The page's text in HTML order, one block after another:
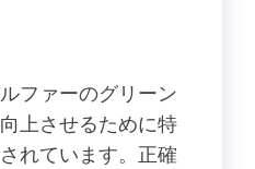
ファーのグリーン
上させるために特
れています。正確